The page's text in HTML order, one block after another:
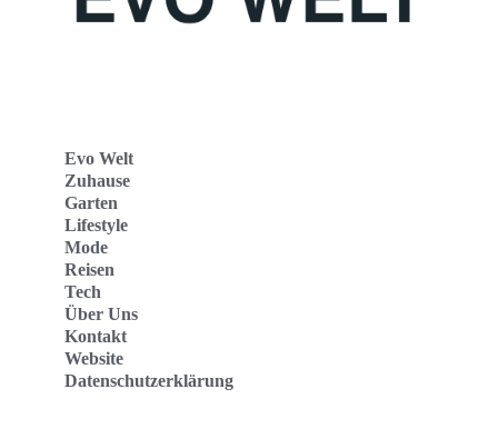
Evo Welt
Zuhause
Garten
Lifestyle
Mode
Reisen
Tech
Über Uns
Kontakt
Website
Datenschutzerklärung